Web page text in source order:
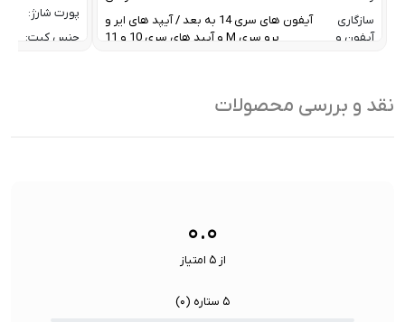
سازگاری
آیفون و
آیفون های سری 14 به بعد / آیپد های ایر و
پرو سری M و آیپد های سری 10 و 11
ظرفیت:
پورت شارژ:
جنس کیت:
نقد و بررسی محصولات
۰.۰
از ۵ امتیاز
۵ ستاره ( ۰)